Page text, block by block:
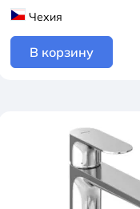
Чехия
В корзину